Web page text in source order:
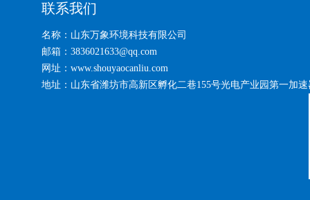
联系我们
名称：山东万象环境科技有限公司
邮箱：3836021633@qq.com
网址：www.shouyaocanliu.com
地址：山东省潍坊市高新区孵化二巷155号光电产业园第一加